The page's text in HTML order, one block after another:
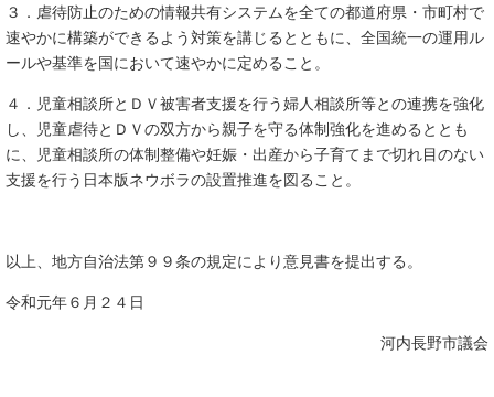
３．虐待防止のための情報共有システムを全ての都道府県・市町村で
速やかに構築ができるよう対策を講じるとともに、全国統一の運用ル
ールや基準を国において速やかに定めること。
４．児童相談所とＤＶ被害者支援を行う婦人相談所等との連携を強化
し、児童虐待とＤＶの双方から親子を守る体制強化を進めるととも
に、児童相談所の体制整備や妊娠・出産から子育てまで切れ目のない
支援を行う日本版ネウボラの設置推進を図ること。
以上、地方自治法第９９条の規定により意見書を提出する。
令和元年６月２４日
河内長野市議会